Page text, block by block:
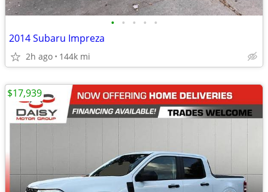
• • • • •
2014 Subaru Impreza
2h ago 144k mi
$17,939